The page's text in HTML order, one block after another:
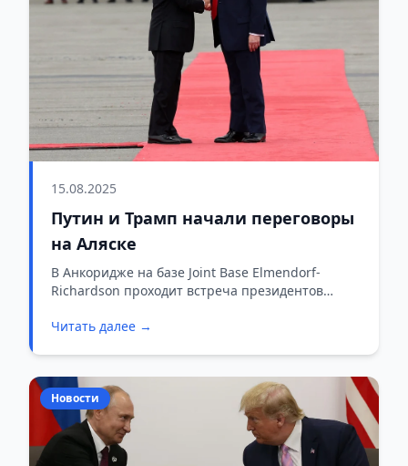
15.08.2025
Путин и Трамп начали переговоры
на Аляске
В Анкоридже на базе Joint Base Elmendorf-
Richardson проходит встреча президентов
прекращение боевых действий в Украине.
Читать далее →
Новости